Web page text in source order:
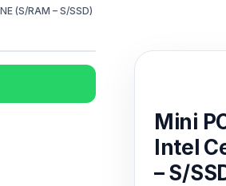
(S/RAM – S/SSD)
Mini
Intel
– S/